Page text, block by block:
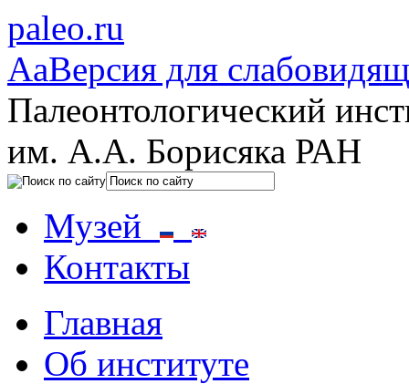
paleo.ru
AaВерсия для
Палеонтологический
им. А.А. Борисяка РАН
Музей
Контакты
Главная
Об институте